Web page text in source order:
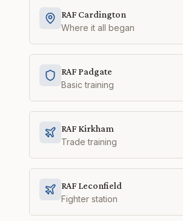
RAF Cardington
Where it all began
RAF Padgate
Basic training
RAF Kirkham
Trade training
RAF Leconfield
Fighter station